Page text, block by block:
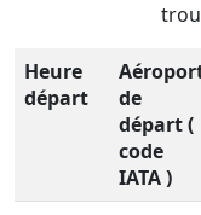
Heure
départ
de
départ (
code
IATA )